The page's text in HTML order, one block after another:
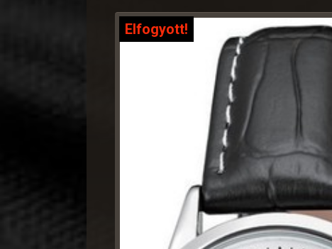
Elfogyott!